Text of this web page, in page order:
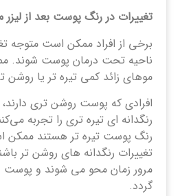
تغییرات در رنگ پوست بعد از
برخی از افراد ممکن است متوجه
ناحیه تحت درمان پوست شوند.
موهای زائد کمی تیره تر یا روشن
افرادی که پوست روشن‌ تری دارند،
رنگدانه‌ ای تیره ‌تری را تجربه
رنگ پوست تیره تر هستند ممکن
تغییرات رنگدانه های روشن تر
مرور زمان محو می شوند و پوست
گردد.